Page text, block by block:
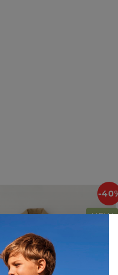
-
NEW